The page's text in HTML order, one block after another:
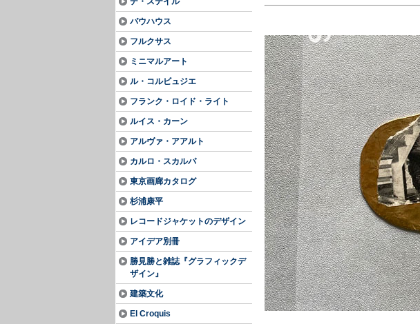
バウハウス
フルクサス
ミニマルアート
ル・コルビュジエ
フランク・ロイド・ライト
ルイス・カーン
アルヴァ・アアルト
カルロ・スカルパ
東京画廊カタログ
杉浦康平
レコードジャケットのデザイン
アイデア別冊
勝見勝と雑誌『グラフィックデ
ザイン』
建築文化
El Croquis